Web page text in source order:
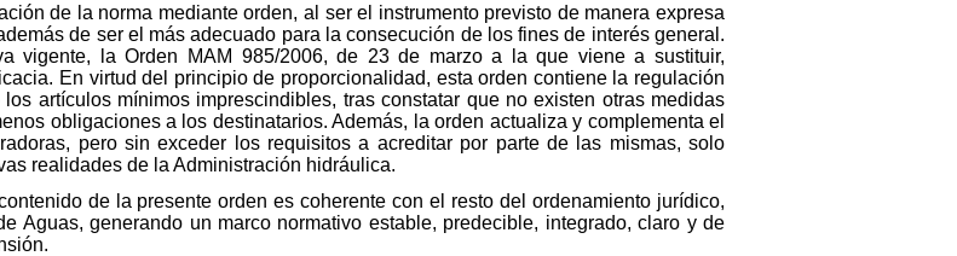
de la norma mediante orden, al ser el instrumento previsto de manera expresa
de ser el más adecuado para la consecución de los fines de interés general.
vigente, la Orden MAM 985/2006, de 23 de marzo a la que viene a sustituir,
En virtud del principio de proporcionalidad, esta orden contiene la regulación
artículos mínimos imprescindibles, tras constatar que no existen otras medidas
obligaciones a los destinatarios. Además, la orden actualiza y complementa el
pero sin exceder los requisitos a acreditar por parte de las mismas, solo
realidades de la Administración hidráulica.
de la presente orden es coherente con el resto del ordenamiento jurídico,
Aguas, generando un marco normativo estable, predecible, integrado, claro y de